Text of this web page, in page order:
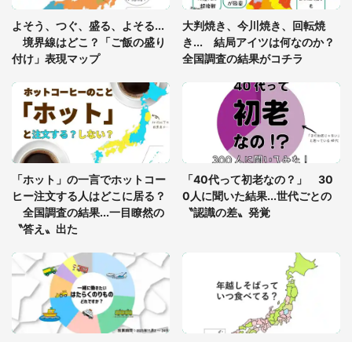
「閉所恐怖症の私は新幹線で大パニック。隣席の青
年に『手を繋いで』とお願いしたら...」 体験談に
8万人感動
知らぬおじいさんがわざわざ声をかけてきて（兵庫
県・30代女性）
「ゾワゾワする」「本当に気持ち悪い」 道端でバ
グっちゃってた〝野生の野菜〟に6.5万人戦慄
よそう、つぐ、盛る、よそる...
境界線はどこ？「ご飯の盛り
付け」表現マップ
大判焼き、今川焼き、回転焼
き... 結局アイツは何なのか？
全国調査の結果がコチラ
「ホット」の一言でホットコー
ヒー注文する人はどこに居る？
全国調査の結果...一目瞭然の
〝答え〟出た
「40代って初老なの？」 30
0人に聞いた結果...世代ごとの
〝認識の差〟発覚